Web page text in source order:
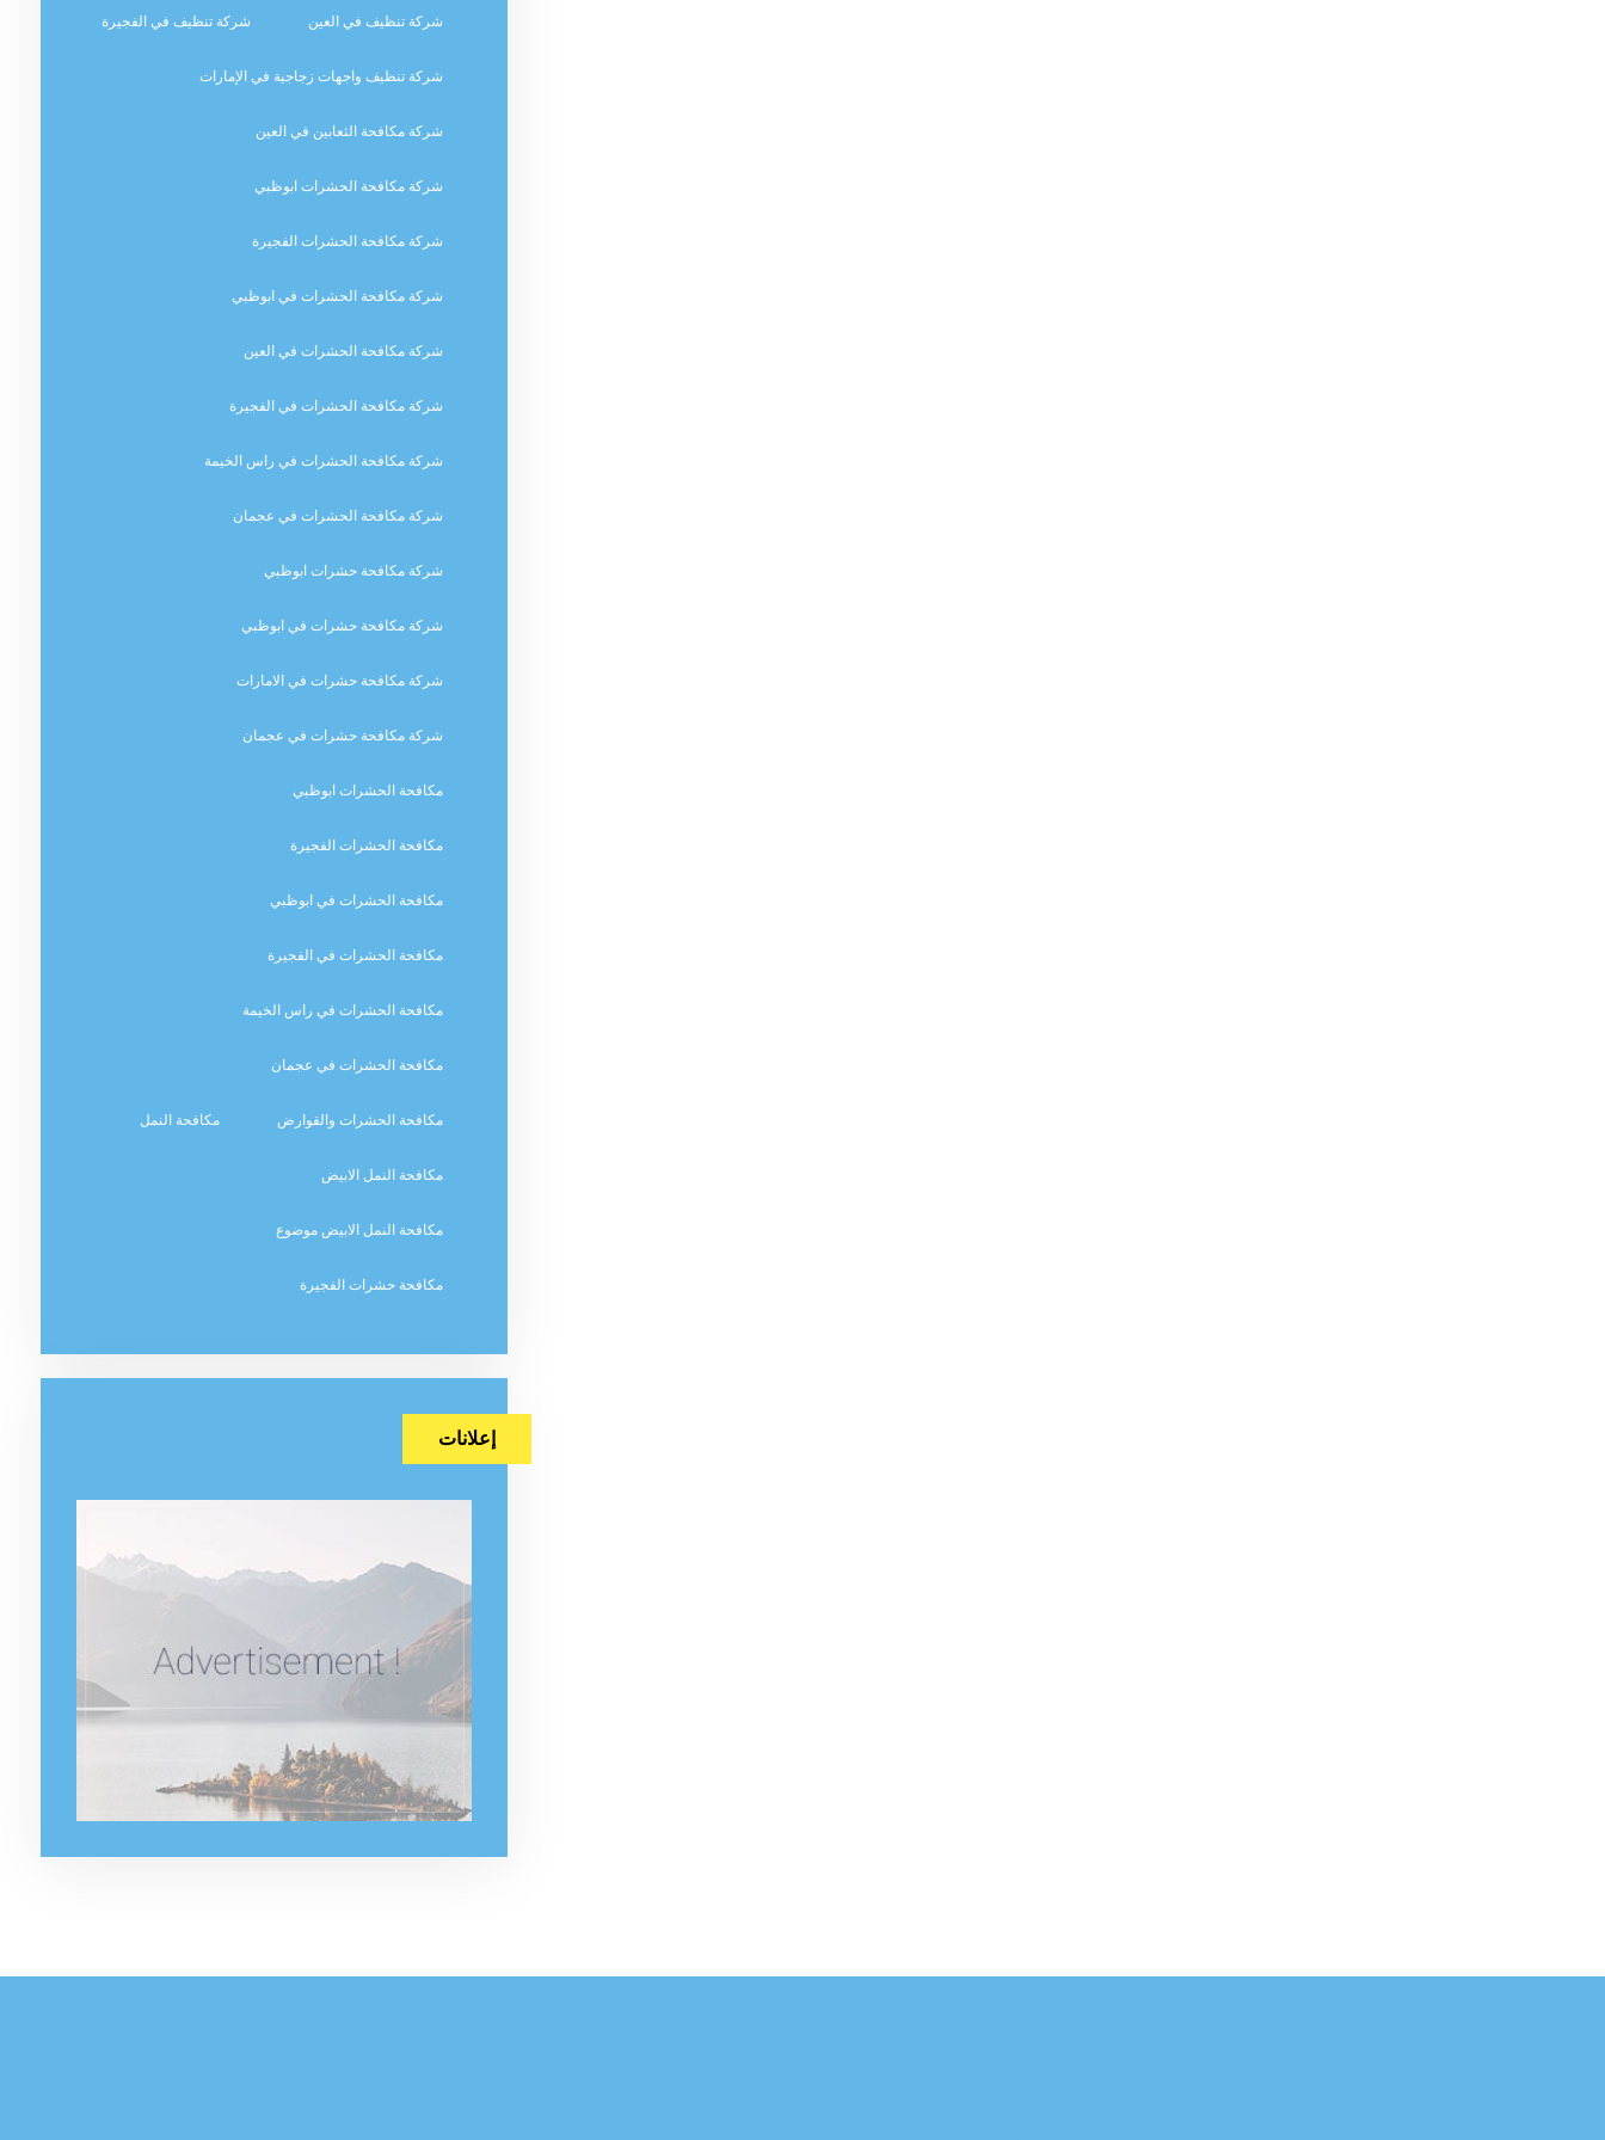
شركة تنظيف في العين شركة تنظيف في الفجيرة
شركة تنظيف واجهات زجاجية في الإمارات
شركة مكافحة الثعابين في العين
شركة مكافحة الحشرات ابوظبي
شركة مكافحة الحشرات الفجيرة
شركة مكافحة الحشرات في ابوظبي
شركة مكافحة الحشرات في العين
شركة مكافحة الحشرات في الفجيرة
شركة مكافحة الحشرات في راس الخيمة
شركة مكافحة الحشرات في عجمان
شركة مكافحة حشرات ابوظبي
شركة مكافحة حشرات في ابوظبي
شركة مكافحة حشرات في الامارات
شركة مكافحة حشرات في عجمان
مكافحة الحشرات ابوظبي
مكافحة الحشرات الفجيرة
مكافحة الحشرات في ابوظبي
مكافحة الحشرات في الفجيرة
مكافحة الحشرات في راس الخيمة
مكافحة الحشرات في عجمان
مكافحة الحشرات والقوارض مكافحة النمل
مكافحة النمل الابيض
مكافحة النمل الابيض موضوع
مكافحة حشرات الفجيرة
إعلانات